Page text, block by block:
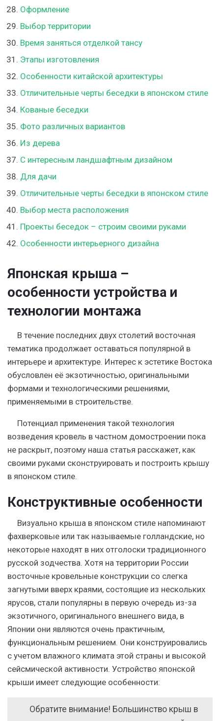
Оформление
Выбор территории
Время заняться отделкой тансу
Этапы изготовления
Особенности китайской архитектуры
Отличительные черты беседки в японском стиле
Кованые беседки
Фото различных вариантов
Из дерева
С интересным ландшафтным дизайном
Для дачи
Отличительные черты беседки в японском стиле
Выбор места расположения
Проекты беседок – строим своими руками
Особенности интерьерного дизайна
Японская крыша –
особенности устройства и
технологии монтажа
В течение последних двух столетий восточная
тематика продолжает оставаться популярной в
интерьере и архитектуре. Интерес к эстетике Востока
обусловлен её экзотичностью, оригинальными
формами и технологическими решениями,
применяемыми в строительстве.
Потенциал применения такой технология
возведения кровель в частном домостроении пока
не раскрыт, поэтому наша статья расскажет, как
своими руками сконструировать и построить крышу
в японском стиле.
Конструктивные особенности
Визуально крыша в японском стиле напоминают
фахверковые или так называемые голландские, но
некоторые находят в них отголоски традиционного
русской зодчества. Хотя на территории России
восточные кровельные конструкции со слегка
загнутыми вверх краями, состоящие из нескольких
ярусов, стали популярны в первую очередь из-за
экзотичного, оригинального внешнего вида, в
Японии они являются очень практичным,
функциональным решением. Они конструировались
с учетом влажного климата этой страны и высокой
сейсмической активности. Устройство японской
крыши имеет следующие особенности:
Обратите внимание! Большинство крыш в